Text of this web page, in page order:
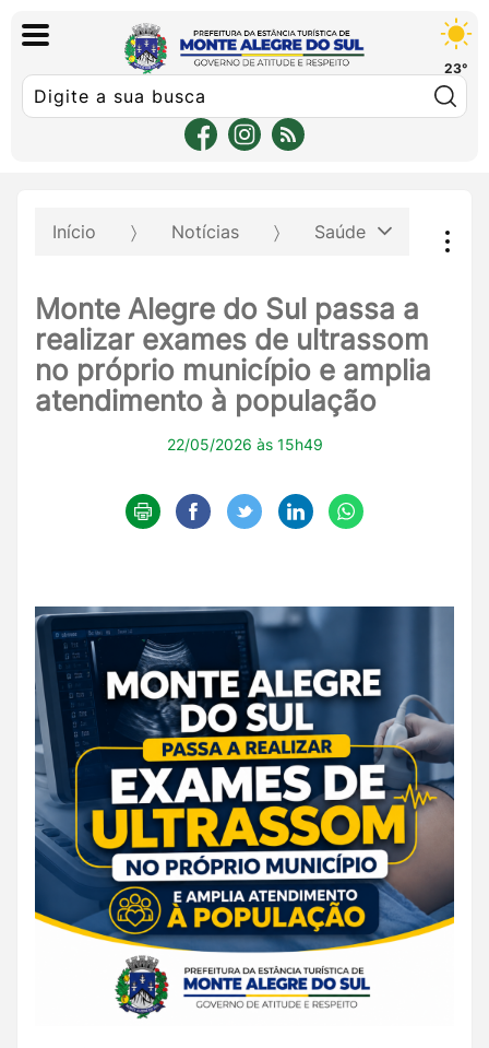
23°
Início Notícias Saúde
Monte Alegre do Sul passa a
realizar exames de ultrassom
no próprio município e amplia
atendimento à população
22/05/2026 às 15h49